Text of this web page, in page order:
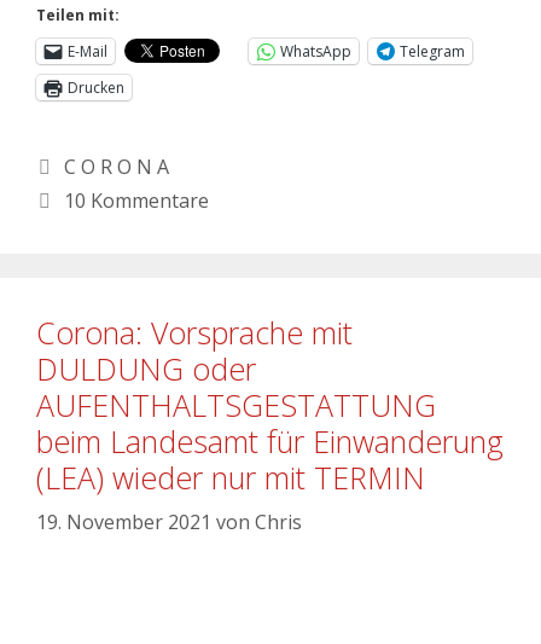
Teilen mit:
E-Mail
WhatsApp
Telegram
Drucken
C O R O N A
10 Kommentare
Corona: Vorsprache mit
DULDUNG oder
AUFENTHALTSGESTATTUNG
beim Landesamt für Einwanderung
(LEA) wieder nur mit TERMIN
19. November 2021 von Chris